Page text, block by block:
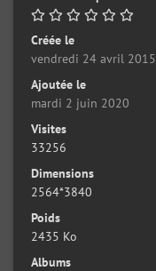
Créée le
vendredi 24 avril 2015
Ajoutée le
mardi 2 juin 2020
Visites
33256
Dimensions
2564*3840
Poids
2435 Ko
Albums